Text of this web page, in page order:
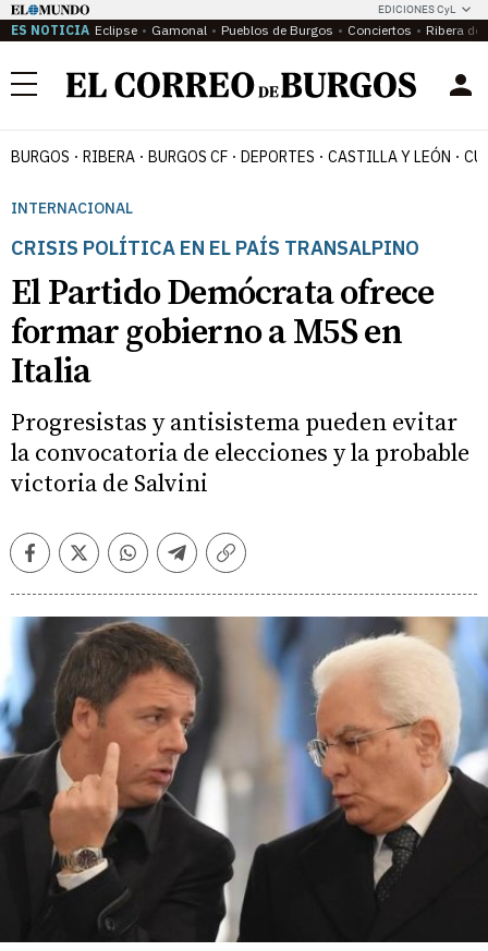
EDICIONES CyL
ES NOTICIA Eclipse Gamonal Pueblos de Burgos Conciertos Ribera del
Menú
BURGOS RIBERA BURGOS CF DEPORTES CASTILLA Y LEÓN
INTERNACIONAL
CRISIS POLÍTICA EN EL PAÍS TRANSALPINO
El Partido Demócrata ofrece
formar gobierno a M5S en
Italia
Progresistas y antisistema pueden evitar
la convocatoria de elecciones y la probable
victoria de Salvini
FacebookTwitterWhatsappTelegramCopiar